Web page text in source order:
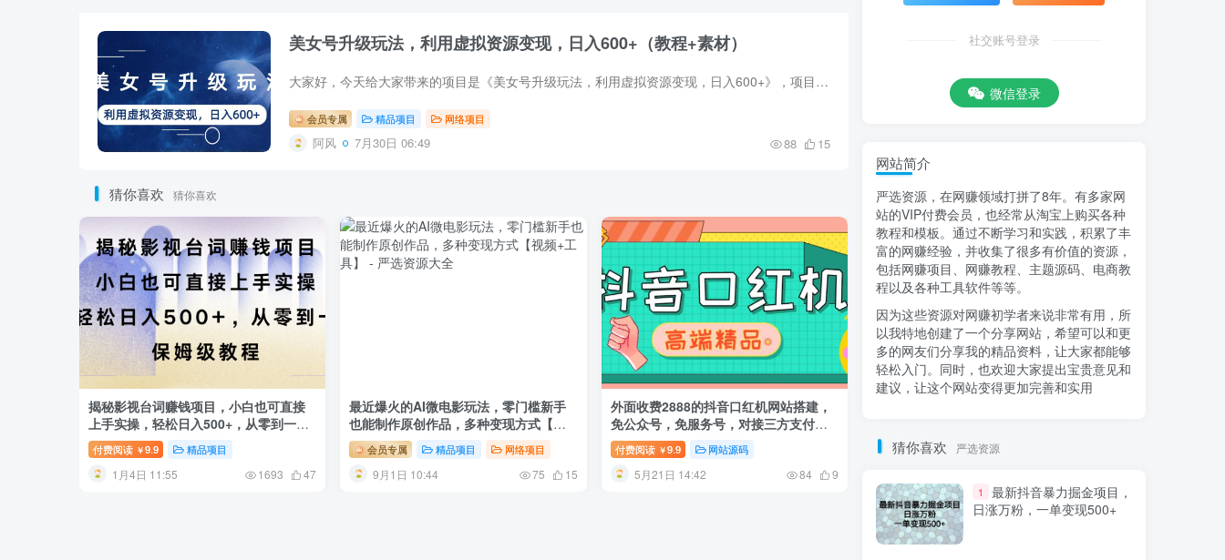
美女号升级玩法，利用虚拟资源变现，日入600+（教程+素材）
大家好，今天给大家带来的项目是《美女号升级玩法，利用虚拟资源变现，日入600+》，项目就是在抖音、快手平台发美 […]
会员专属 精品项目 网络项目
阿风 7月30日 06:49 88 15
猜你喜欢 猜你喜欢
揭秘影视台词赚钱项目，小白也可直接
上手实操，轻松日入500+，从零到一，
保姆级教程
付费阅读 ￥9.9 精品项目
1月4日 11:55 1693 47
最近爆火的AI微电影玩法，零门槛新手
也能制作原创作品，多种变现方式【视
频+工具】
会员专属 精品项目 网络项目
9月1日 10:44 75 15
外面收费2888的抖音口红机网站搭建，
免公众号，免服务号，对接三方支付
【源码+教程】
付费阅读 ￥9.9 网站源码
5月21日 14:42 84 9
付费阅读 ￥9.9 精选课程
社交账号登录
微信登录
网站简介
严选资源，在网赚领域打拼了8年。有多家网
站的VIP付费会员，也经常从淘宝上购买各种
教程和模板。通过不断学习和实践，积累了丰
富的网赚经验，并收集了很多有价值的资源，
包括网赚项目、网赚教程、主题源码、电商教
程以及各种工具软件等等。
因为这些资源对网赚初学者来说非常有用，所
以我特地创建了一个分享网站，希望可以和更
多的网友们分享我的精品资料，让大家都能够
轻松入门。同时，也欢迎大家提出宝贵意见和
建议，让这个网站变得更加完善和实用
猜你喜欢 严选资源
1
最新抖音暴力掘金项目，
日涨万粉，一单变现500+